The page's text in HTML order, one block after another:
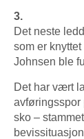
3.
Det neste
som er
Johnsen ble
Det har vært
avføringsspor
sko –